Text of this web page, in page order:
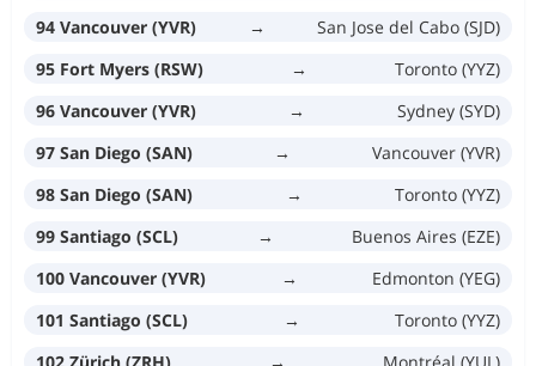
94 Vancouver (YVR)
→
San Jose del Cabo (SJD)
95 Fort Myers (RSW)
→
Toronto (YYZ)
96 Vancouver (YVR)
→
Sydney (SYD)
97 San Diego (SAN)
→
Vancouver (YVR)
98 San Diego (SAN)
→
Toronto (YYZ)
99 Santiago (SCL)
→
Buenos Aires (EZE)
100 Vancouver (YVR)
→
Edmonton (YEG)
101 Santiago (SCL)
→
Toronto (YYZ)